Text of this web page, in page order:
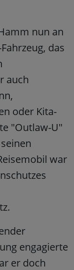
nun an
das
auch
oder Kita-
"Outlaw-U"
war
engagierte
er doch